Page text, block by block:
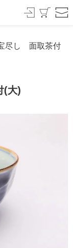
尽し 面取茶付
大)